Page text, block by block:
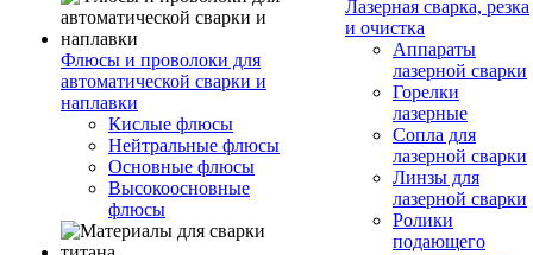
Флюсы и проволоки для
автоматической сварки и
наплавки
Кислые флюсы
Нейтральные флюсы
Основные флюсы
Высокоосновные
флюсы
Лазерная сварка, резка
и очистка
Аппараты
лазерной сварки
Горелки
лазерные
Сопла для
лазерной сварки
Линзы для
лазерной сварки
Ролики
подающего